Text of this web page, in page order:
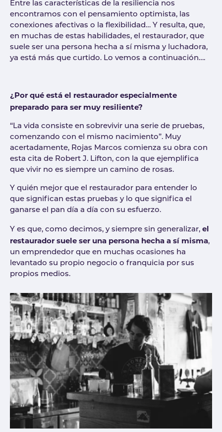
Entre las características de la resiliencia nos
encontramos con el pensamiento optimista, las
conexiones afectivas o la flexibilidad… Y resulta, que,
en muchas de estas habilidades, el restaurador, que
suele ser una persona hecha a sí misma y luchadora,
ya está más que curtido. Lo vemos a continuación….
¿Por qué está el restaurador especialmente
preparado para ser muy resiliente?
“La vida consiste en sobrevivir una serie de pruebas,
comenzando con el mismo nacimiento”. Muy
acertadamente, Rojas Marcos comienza su obra con
esta cita de Robert J. Lifton, con la que ejemplifica
que vivir no es siempre un camino de rosas.
Y quién mejor que el restaurador para entender lo
que significan estas pruebas y lo que significa el
ganarse el pan día a día con su esfuerzo.
Y es que, como decimos, y siempre sin generalizar, el
restaurador suele ser una persona hecha a sí misma,
un emprendedor que en muchas ocasiones ha
levantado su propio negocio o franquicia por sus
propios medios.